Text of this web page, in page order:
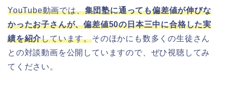
YouTube動画では、集団塾に通っても偏差値が伸びな
かったお子さんが、偏差値50の日本三中に合格した実
績を紹介しています。そのほかにも数多くの生徒さん
との対談動画を公開していますので、ぜひ視聴してみ
てください。